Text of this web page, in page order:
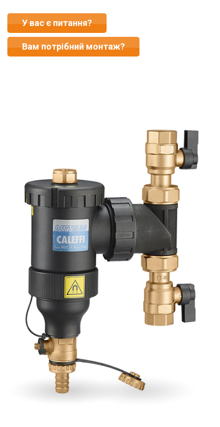
У вас є питання?
Вам потрібний монтаж?